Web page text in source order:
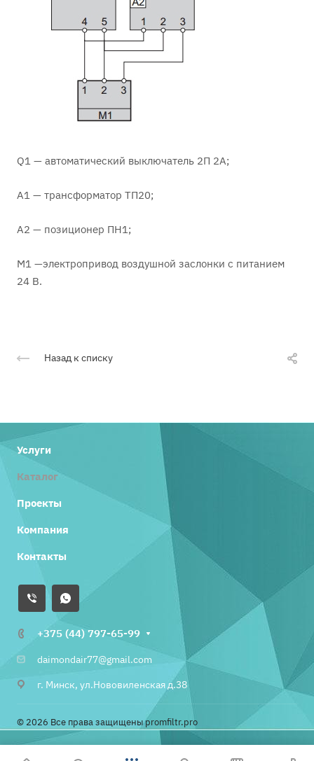
Q1 — автоматический выключатель 2П 2А;
А1 — трансформатор ТП20;
А2 — позиционер ПН1;
М1 —электропривод воздушной заслонки с питанием
24 В.
Назад к списку
Услуги
Каталог
Проекты
Компания
Контакты
+375 (44) 797-65-99
daimondair77@gmail.com
г. Минск, ул.Нововиленская д.38
© 2026 Все права защищены promfiltr.pro